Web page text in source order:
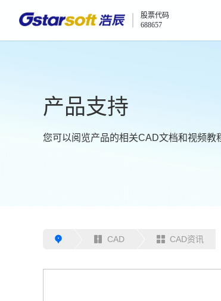
股票代码
688657
产品支持
您可以阅览产品的相关CAD文档和视频教
CAD CAD资讯